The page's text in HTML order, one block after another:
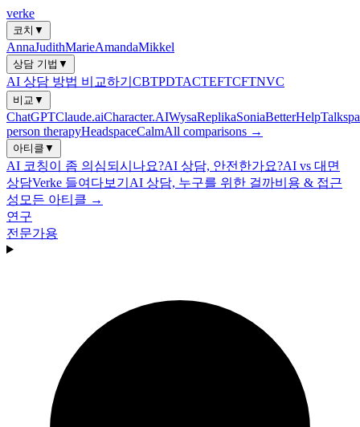
verke
코치 ▼
AnnaJudithMarieAmandaMikkel
상담 기법 ▼
AI 상담 방법 비교하기 CBTPDTACTEFTCFTNVC
비교 ▼
ChatGPTClaude.aiCharacter.AIWysaReplikaSoniaBetterHelp
person therapyHeadspaceCalmAll comparisons →
아티클 ▼
AI 코칭이 좀 의심되시나요?AI 상담, 안전한가요?AI vs 대면
상담Verke 들여다보기 AI 상담, 누구를 위한 걸까비용 & 접근
성 모든 아티클 →
연구
전문가용